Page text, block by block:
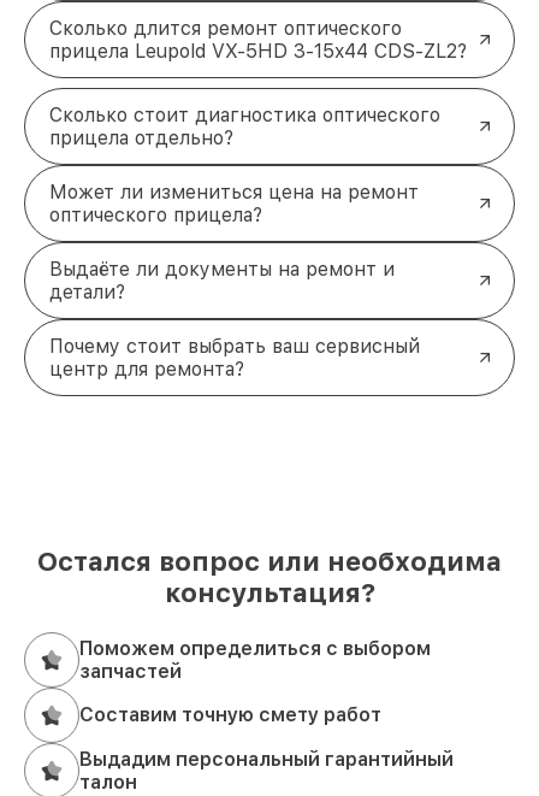
Сколько длится ремонт оптического
прицела Leupold VX-5HD 3-15x44 CDS-ZL2?
Сколько стоит диагностика оптического
прицела отдельно?
Может ли измениться цена на ремонт
оптического прицела?
Выдаёте ли документы на ремонт и
детали?
Почему стоит выбрать ваш сервисный
центр для ремонта?
Остался вопрос или необходима
консультация?
Поможем определиться с выбором
запчастей
Составим точную смету работ
Выдадим персональный гарантийный
талон